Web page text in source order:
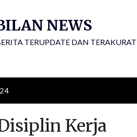
NEWS
TERUPDATE DAN TERAKURAT
Kerja